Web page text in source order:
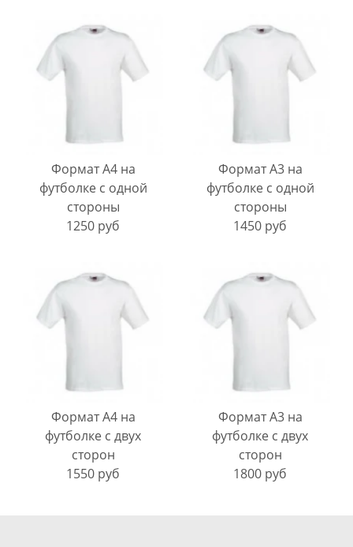
Формат А4 на
футболке с одной
стороны
1250 руб
Формат А3 на
футболке с одной
стороны
1450 руб
Формат А4 на
футболке с двух
сторон
1550 руб
Формат А3 на
футболке с двух
сторон
1800 руб